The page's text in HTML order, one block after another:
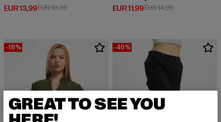
EUR 13,99
Derzeitiger Preis: EUR 13,99
EUR 19,99Aktionspreis: EUR 19,99
EUR 11,99
Derzeitiger Preis: EUR 11,99
EUR 14,99Aktionspreis:
-18% -40%
GREAT TO SEE YOU